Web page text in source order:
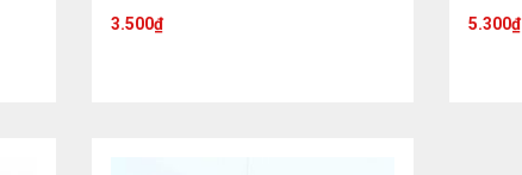
3.500₫ 5.300₫